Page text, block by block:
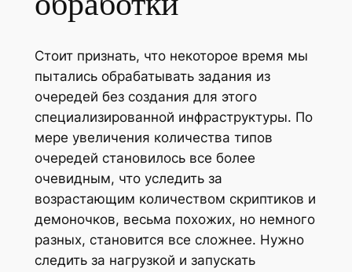
Стоит признать, что некоторое время мы
пытались обрабатывать задания из
очередей без создания для этого
специализированной инфраструктуры. По
мере увеличения количества типов
очередей становилось все более
очевидным, что уследить за
возрастающим количеством скриптиков и
демоночков, весьма похожих, но немного
разных, становится все сложнее. Нужно
следить за нагрузкой и запускать